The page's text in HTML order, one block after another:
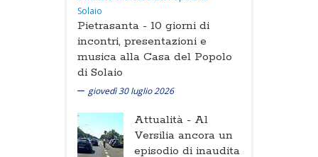
Pietrasanta - 10 giorni di
incontri, presentazioni e
musica alla Casa del Popolo
di Solaio
giovedì 30 luglio 2026
Attualità - Al
Versilia ancora un
episodio di inaudita